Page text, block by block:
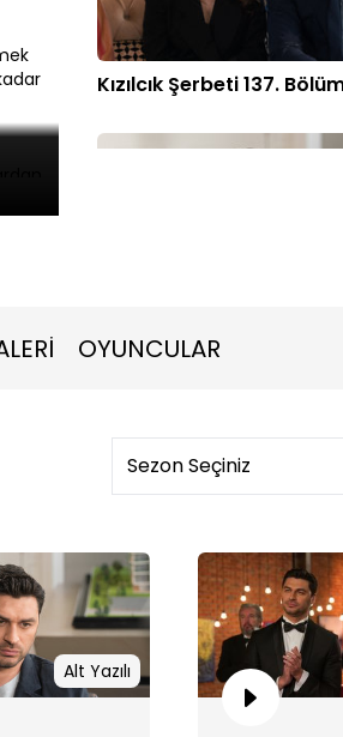
da
Kızılcık Şerbeti 137.
Kızılcık Şerbeti 136. Bölüm
Kızılcık Şerbeti 135.
OYUNCULAR
Alt Yazılı